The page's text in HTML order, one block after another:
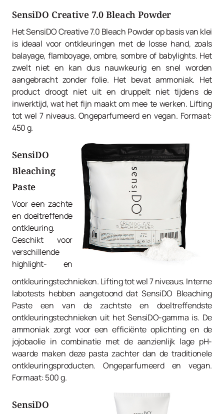
SensiDO Creative 7.0 Bleach Powder
Het SensiDO Creative 7.0 Bleach Powder op basis van klei
is ideaal voor ontkleuringen met de losse hand, zoals
balayage, flamboyage, ombre, sombre of babylights. Het
zwelt niet en kan dus nauwkeurig en snel worden
aangebracht zonder folie. Het bevat ammoniak. Het
product droogt niet uit en druppelt niet tijdens de
inwerktijd, wat het fijn maakt om mee te werken. Lifting
tot wel 7 niveaus. Ongeparfumeerd en vegan. Formaat:
450 g.
SensiDO
Bleaching
Paste
Voor een zachte
en doeltreffende
ontkleuring.
Geschikt voor
verschillende
highlight- en
ontkleuringstechnieken. Lifting tot wel 7 niveaus. Interne
labotests hebben aangetoond dat SensiDO Bleaching
Paste een van de zachtste en doeltreffendste
ontkleuringstechnieken uit het SensiDO-gamma is. De
ammoniak zorgt voor een efficiënte oplichting en de
jojobaolie in combinatie met de aanzienlijk lage pH-
waarde maken deze pasta zachter dan de traditionele
ontkleuringsproducten. Ongeparfumeerd en vegan.
Formaat: 500 g.
SensiDO